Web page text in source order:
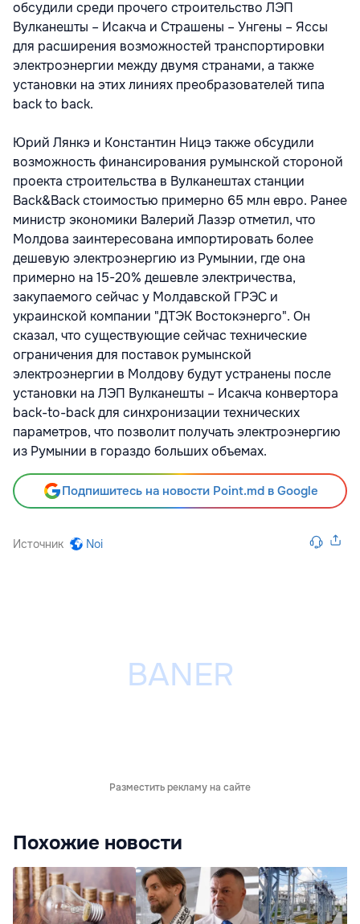
обсудили среди прочего строительство ЛЭП
Вулканешты – Исакча и Страшены – Унгены – Яссы
для расширения возможностей транспортировки
электроэнергии между двумя странами, а также
установки на этих линиях преобразователей типа
back to back.
Юрий Лянкэ и Константин Ницэ также обсудили
возможность финансирования румынской стороной
проекта строительства в Вулканештах станции
Back&Back стоимостью примерно 65 млн евро. Ранее
министр экономики Валерий Лазэр отметил, что
Молдова заинтересована импортировать более
дешевую электроэнергию из Румынии, где она
примерно на 15-20% дешевле электричества,
закупаемого сейчас у Молдавской ГРЭС и
украинской компании "ДТЭК Востокэнерго". Он
сказал, что существующие сейчас технические
ограничения для поставок румынской
электроэнергии в Молдову будут устранены после
установки на ЛЭП Вулканешты – Исакча конвертора
back-to-back для синхронизации технических
параметров, что позволит получать электроэнергию
из Румынии в гораздо больших объемах.
Подпишитесь на новости Point.md в Google
Источник Noi
Разместить рекламу на сайте
Похожие новости